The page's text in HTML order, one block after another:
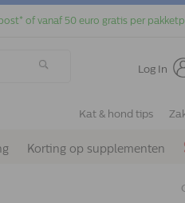
of vanaf 50 euro gratis per
Log In
Kat & hond tips
Korting op supplementen